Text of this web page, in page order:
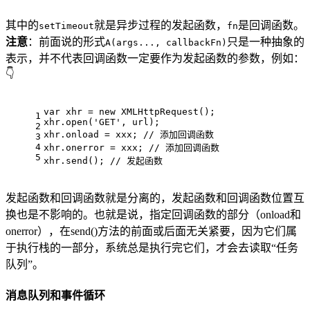
其中的setTimeout就是异步过程的发起函数， fn是回调函数。
注意：前面说的形式A(args..., callbackFn) 只是一种抽象的
表示，并不代表回调函数一定要作为发起函数的参数，例如：
👇
1
2
3
4
5
var xhr = new XMLHttpRequest();
xhr.open('GET', url);
xhr.onload = xxx; // 添加回调函数
xhr.onerror = xxx; // 添加回调函数
xhr.send(); // 发起函数
发起函数和回调函数就是分离的，发起函数和回调函数位置互
换也是不影响的。也就是说，指定回调函数的部分（onload和
onerror），在send()方法的前面或后面无关紧要，因为它们属
于执行栈的一部分，系统总是执行完它们，才会去读取“任务
队列”。
消息队列和事件循环